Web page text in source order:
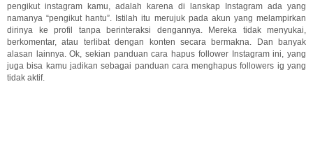
pengikut instagram kamu, adalah karena di lanskap Instagram ada yang
namanya “pengikut hantu”. Istilah itu merujuk pada akun yang melampirkan
dirinya ke profil tanpa berinteraksi dengannya. Mereka tidak menyukai,
berkomentar, atau terlibat dengan konten secara bermakna. Dan banyak
alasan lainnya. Ok, sekian panduan cara hapus follower Instagram ini, yang
juga bisa kamu jadikan sebagai panduan cara menghapus followers ig yang
tidak aktif.